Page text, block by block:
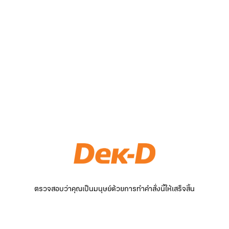
ตรวจสอบว่าคุณเป็นมนุษย์ด้วยการทำคำสั่งนี้ให้เสร็จสิ้น